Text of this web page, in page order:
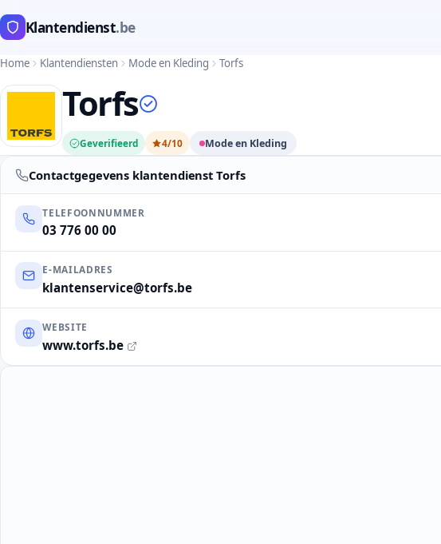
Klantendienst.be
Home Klantendiensten Mode en Kleding Torfs
Torfs
Geverifieerd 4/10 Mode en Kleding
Contactgegevens klantendienst Torfs
TELEFOONNUMMER
03 776 00 00
E-MAILADRES
klantenservice@torfs.be
WEBSITE
www.torfs.be